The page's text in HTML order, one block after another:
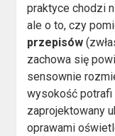
praktyce chodzi
ale o to, czy
przepisów
zachowa się
sensownie
wysokość
zaprojektowany
oprawami